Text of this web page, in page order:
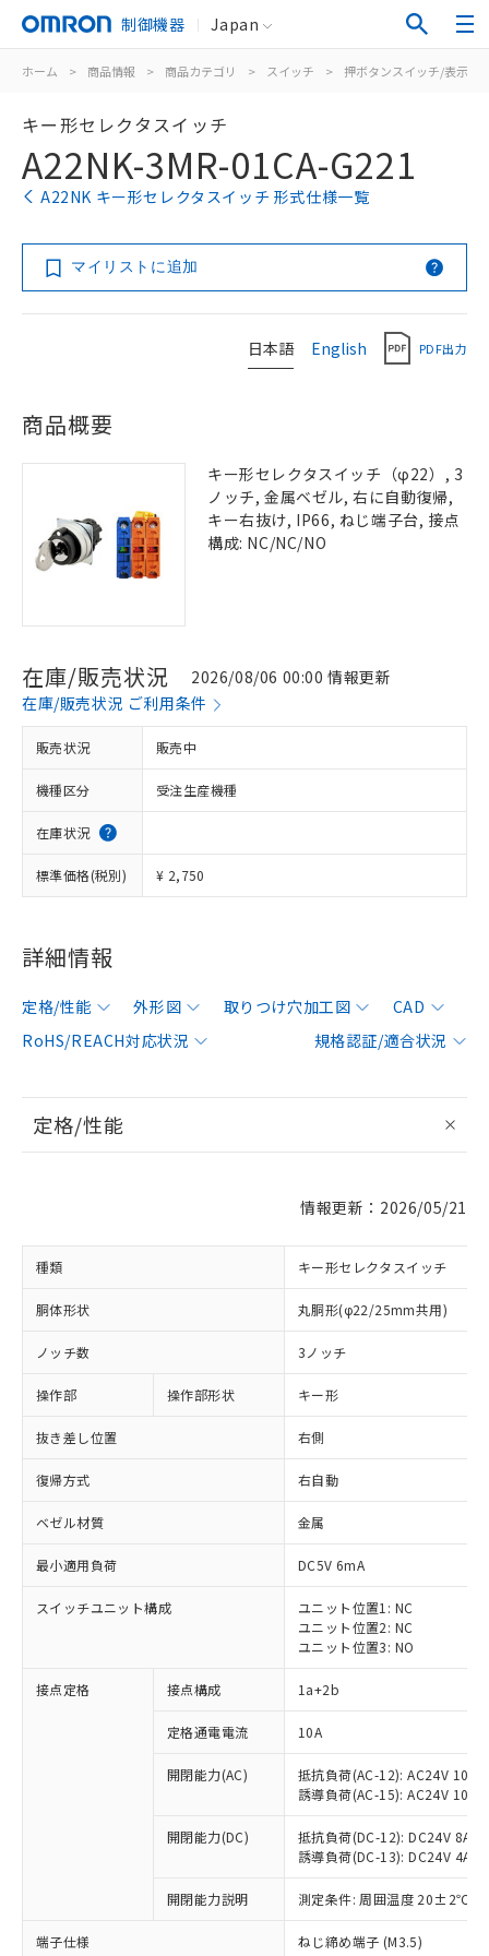
制御機器 Japan
ホーム > 商品情報 > 商品カテゴリ > スイッチ > 押ボタンスイッチ/表示灯
キー形セレクタスイッチ
A22NK-3MR-01CA-G221
A22NK キー形セレクタスイッチ 形式仕様一覧
マイリストに追加
日本語 English PDF出力
商品概要
キー形セレクタスイッチ（φ22）, 3
ノッチ, 金属ベゼル, 右に自動復帰,
キー右抜け, IP66, ねじ端子台, 接点
構成: NC/NC/NO
在庫/販売状況
2026/08/06 00:00 情報更新
在庫/販売状況 ご利用条件
販売状況 販売中
機種区分 受注生産機種
在庫状況
標準価格(税別) ¥ 2,750
詳細情報
定格/性能 外形図 取りつけ穴加工図
CAD
RoHS/REACH対応状況
規格認証/適合状況
定格/性能
情報更新：2026/05/21
種類 キー形セレクタスイッチ
胴体形状 丸胴形(φ22/25mm共用)
ノッチ数 3ノッチ
操作部 操作部形状 キー形
抜き差し位置 右側
復帰方式 右自動
ベゼル材質 金属
最小適用負荷 DC5V 6mA
スイッチユニット構成
ユニット位置1: NC
ユニット位置2: NC
ユニット位置3: NO
接点定格 接点構成 1a+2b
定格通電電流 10A
開閉能力(AC)
抵抗負荷(AC-12): AC24V 10A/
誘導負荷(AC-15): AC24V
開閉能力(DC)
抵抗負荷(DC-12): DC24V 8A/
誘導負荷(DC-13): DC24V 4A/
開閉能力説明 測定条件: 周囲温度 20±2℃、
端子仕様 ねじ締め端子 (M3.5)
ご利用条件
対応済み：EU RoHS指令（10物質）の
非含有に対応した製品が提供可能な商品で
対応予定：EU RoHS指令（10物質）の非含
有に対応した製品に切り替える予定のある
対応予定なし：EU RoHS指令（10物質）の